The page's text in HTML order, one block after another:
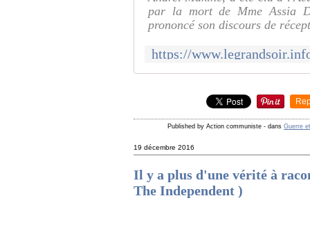
par la mort de Mme Assia
prononcé son discours de
Published by Action communiste - dansGuerre
19 décembre 2016
Il y a plus d'une vérité à
The Independent )